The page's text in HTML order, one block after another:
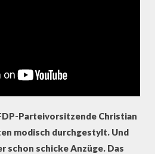
Parteivorsitzende Christian
modisch durchgestylt. Und
schon schicke Anzüge. Das